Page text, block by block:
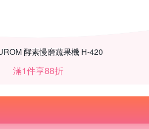
酵素慢磨蔬果機 H-420
滿1件享88折